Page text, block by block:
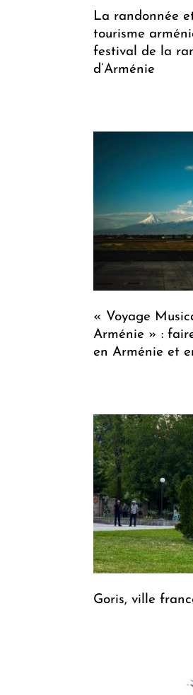
La randonnée
tourisme
festival de la
d’Arménie
« Voyage
Arménie » :
en Arménie et
Goris, ville